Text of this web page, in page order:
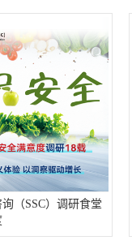
（SSC）调研食堂